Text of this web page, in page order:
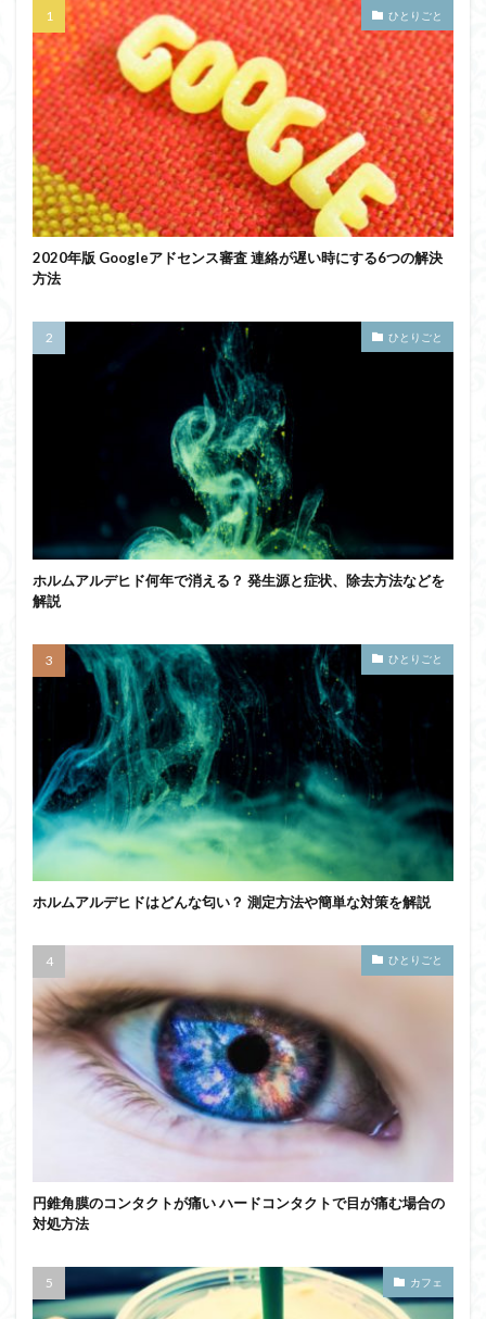
ひとりごと
2020年版 Googleアドセンス審査 連絡が遅い時にする6つの解決
方法
ひとりごと
ホルムアルデヒド何年で消える？ 発生源と症状、除去方法などを
解説
ひとりごと
ホルムアルデヒドはどんな匂い？ 測定方法や簡単な対策を解説
ひとりごと
円錐角膜のコンタクトが痛い ハードコンタクトで目が痛む場合の
対処方法
カフェ